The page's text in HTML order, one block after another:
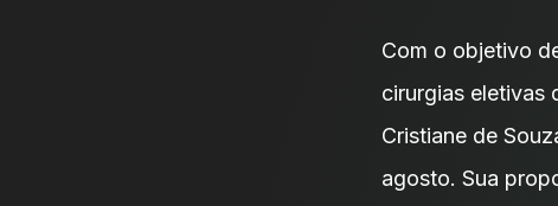
Com o objetivo
cirurgias eletivas
Cristiane de
agosto. Sua